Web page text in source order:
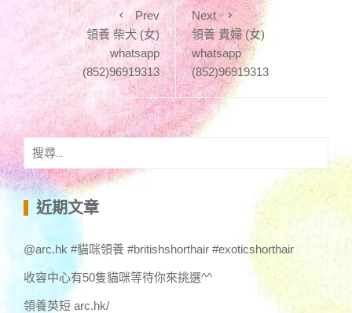
Prev
領養 柴犬 (女)
whatsapp
(852)96919313
Next
領養 貴婦 (女)
whatsapp
(852)96919313
搜
尋
關
鍵 近期文章
@arc.hk #貓咪領養 #britishshorthair #exoticshorthair
收容中心有50隻貓咪等待你來挑選^^
領養英短 arc.hk/